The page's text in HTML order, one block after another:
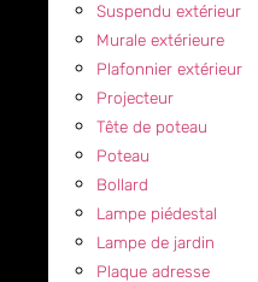
Suspendu extérieur
Murale extérieure
Plafonnier extérieur
Projecteur
Tête de poteau
Poteau
Bollard
Lampe piédestal
Lampe de jardin
Plaque adresse